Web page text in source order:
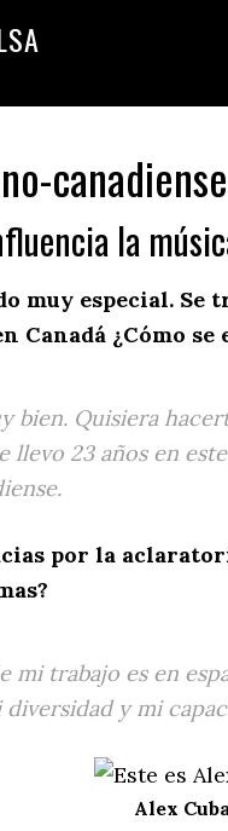
la
muy especial. Se
Canadá ¿Cómo se
bien. Quisiera
llevo 23 años en
por la
mi trabajo es en
y mi
Alex